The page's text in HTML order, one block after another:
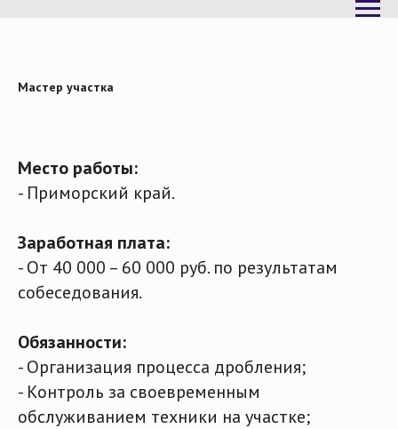
Мастер участка
Место работы:
- Приморский край.
Заработная плата:
- От 40 000 – 60 000 руб. по результатам
собеседования.
Обязанности:
- Организация процесса дробления;
- Контроль за своевременным
обслуживанием техники на участке;